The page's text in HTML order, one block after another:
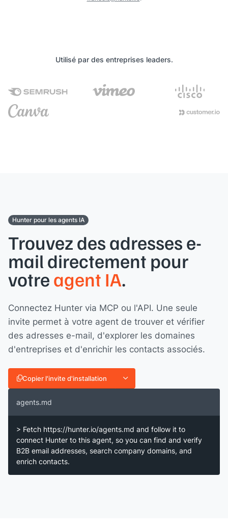
Utilisé par des entreprises leaders.
Hunter pour les agents IA
Trouvez des adresses e-
mail directement pour
votre agent IA.
Connectez Hunter via MCP ou l'API. Une seule
invite permet à votre agent de trouver et vérifier
des adresses e-mail, d'explorer les domaines
d'entreprises et d'enrichir les contacts associés.
Copier l'invite d'installation
agents.md
> Fetch https://hunter.io/agents.md and follow it to
connect Hunter to this agent, so you can find and verify
B2B email addresses, search company domains, and
enrich contacts.